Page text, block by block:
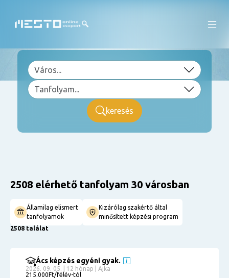
keresés
2508 elérhető tanfolyam 30 városban
Államilag elismert
tanfolyamok
Kizárólag szakértő által
minősített képzési program
2508 találat
Ács képzés egyéni gyak.
2026. 09. 05. | 12 hónap | Ajka
215.000Ft/félév-tól